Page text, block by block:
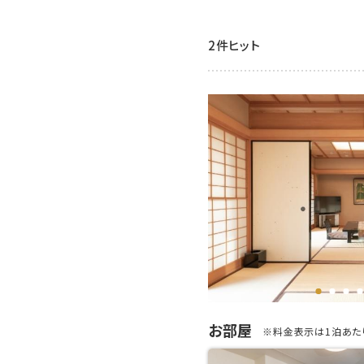
2件ヒット
お部屋 ※料金表示は1泊あた